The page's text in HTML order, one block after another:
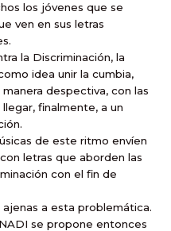
los jóvenes que se
ven en sus letras
la Discriminación, la
idea unir la cumbia,
despectiva, con las
finalmente, a un
de este ritmo envíen
letras que aborden las
con el fin de
a esta problemática.
se propone entonces